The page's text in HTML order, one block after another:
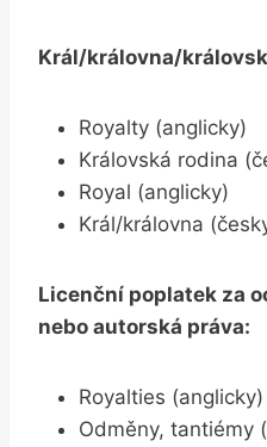
Král/královna/
Royalty (anglicky)
Královská rodina
Royal (anglicky)
Král/královna
Licenční poplatek za
nebo autorská práva:
Royalties (anglicky)
Odměny, tantiémy